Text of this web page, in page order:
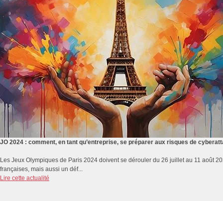
JO 2024 : comment, en tant qu’entreprise, se préparer aux risques de
Les Jeux Olympiques de Paris 2024 doivent se dérouler du 26 juillet au 11 août
françaises, mais aussi un déf...
Lire cette actualité